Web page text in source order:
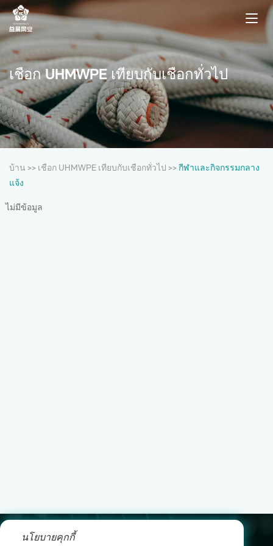
เชือก UHMWPE เทียบกับเชือกทั่วไป
บ้าน >> เชือก UHMWPE เทียบกับเชือกทั่วไป >> กีฬาและกิจกรรมกลาง
แจ้ง
ไม่มีข้อมูล
leo@yichenwykj.com
นโยบายคุกกี้